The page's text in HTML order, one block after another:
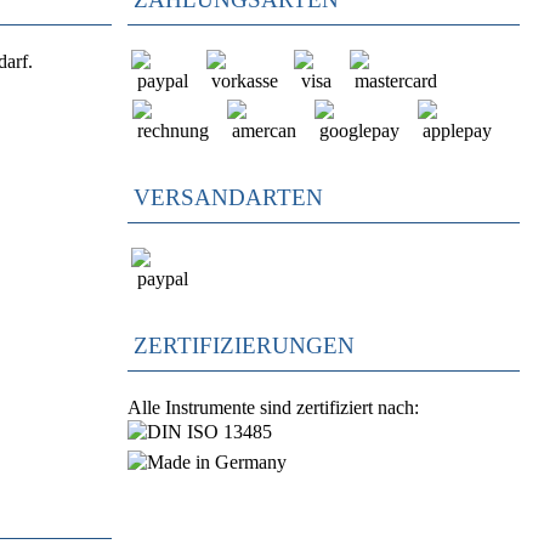
VERSANDARTEN
ZERTIFIZIERUNGEN
Alle Instrumente sind zertifiziert nach: